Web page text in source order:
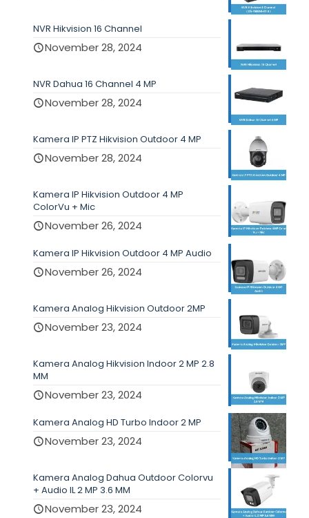
NVR Hikvision 16 Channel
November 28, 2024
NVR Dahua 16 Channel 4 MP
November 28, 2024
Kamera IP PTZ Hikvision Outdoor 4 MP
November 28, 2024
Kamera IP Hikvision Outdoor 4 MP
ColorVu + Mic
November 26, 2024
Kamera IP Hikvision Outdoor 4 MP Audio
November 26, 2024
Kamera Analog Hikvision Outdoor 2MP
November 23, 2024
Kamera Analog Hikvision Indoor 2 MP 2.8
MM
November 23, 2024
Kamera Analog HD Turbo Indoor 2 MP
November 23, 2024
Kamera Analog Dahua Outdoor Colorvu
+ Audio IL 2 MP 3.6 MM
November 23, 2024